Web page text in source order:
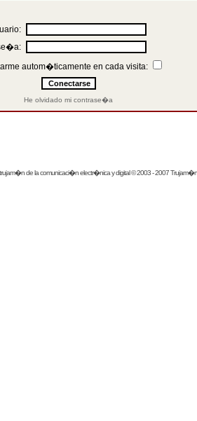
autom�ticamente en cada visita:
He olvidado mi contrase�a
trujam�nde la comunicaci�n electr�nica y digital © 2003 - 2007 Trujam�n